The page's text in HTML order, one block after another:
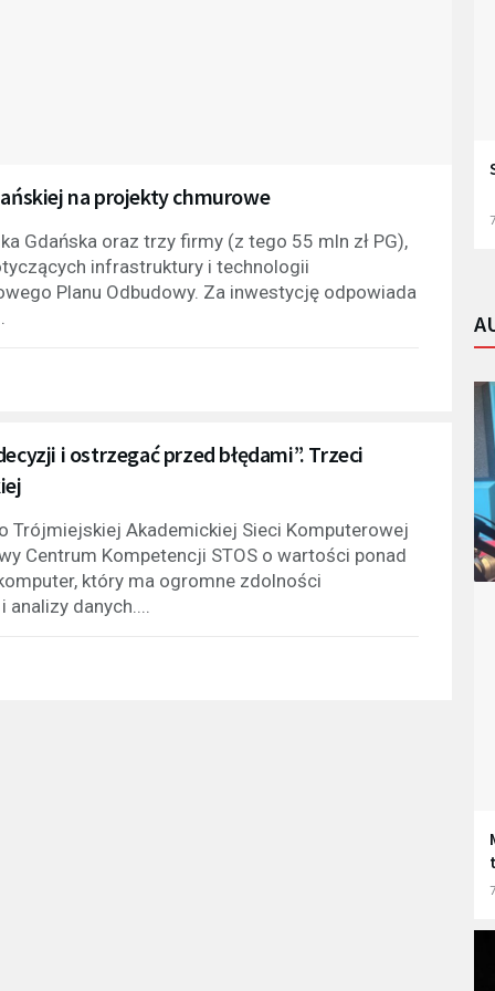
na projekty chmurowe
Gdańska oraz trzy firmy (z tego 55 mln zł PG),
infrastruktury i technologii
Planu Odbudowy. Za inwestycję odpowiada
i ostrzegać przed błędami”. Trzeci
Akademickiej Sieci Komputerowej
Centrum Kompetencji STOS o wartości ponad
który ma ogromne zdolności
analizy danych....